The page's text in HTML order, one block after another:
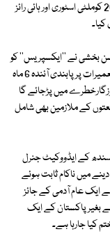
جس کے بعد سندھ بلڈنگ کنٹرول اتھارٹی نے23 مئی2017 کوملٹی اسٹوری اور ہائی رائز
بخشی نے ''ایکسپریس'' کو
بتایا کہ اگر بلندوبالا عمارتوں اور ملٹی اسٹوری بلڈنگز کی تعمیرات پر پابندی آئندہ 6 ماہ
25 لاکھ افراد کا روزگارخطرے میں پڑجائے گا
کے ملازمین بھی شامل
سندھ کے ایڈووکیٹ جنرل
میں ناکام ثابت ہوئے
عام آدمی کے جائز
بغیرپاکستان کے ایک
کیا جارہا ہے۔